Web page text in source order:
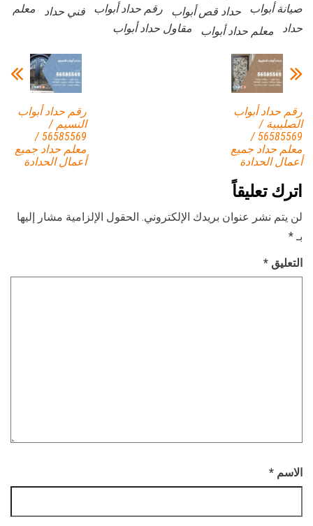
صيانة أبواب
حداد قص أبواب رقم حداد أبواب فني حداد
معلم
حداد
معلم حداد أبواب مقاول حداد أبواب
رقم حداد أبواب
النسيم /
56585569 /
معلم حداد جميع
أعمال الحدادة
رقم حداد أبواب
الصليبية /
56585569 /
معلم حداد جميع
أعمال الحدادة
اترك تعليقاً
لن يتم نشر عنوان بريدك الإلكتروني. الحقول الإلزامية مشار إليها
بـ *
التعليق *
الاسم *